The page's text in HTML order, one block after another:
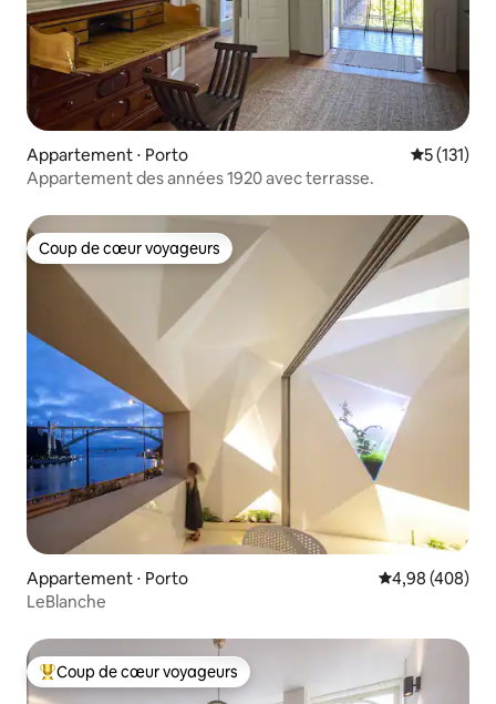
Appartement ⋅ Porto Évaluation
5 (131)
Appartement des années 1920 avec terrasse.
Coup de cœur voyageurs
Coup de cœur voyageurs
Appartement ⋅ Porto Évaluation
4,98 (408)
LeBlanche
Coups de cœur voyageurs les plus appréciés
Coup de cœur voyageurs